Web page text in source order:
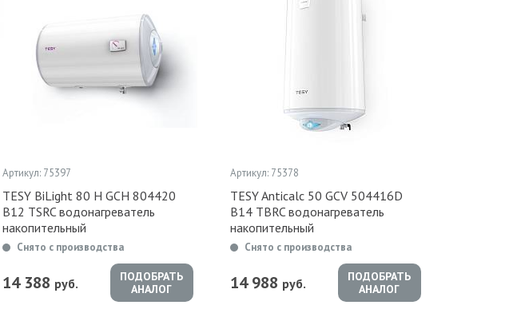
Артикул: 75397
TESY BiLight 80 H GCH 804420
B12 TSRC водонагреватель
накопительный
Снято с производства
14 388 руб.
ПОДОБРАТЬ
АНАЛОГ
Артикул: 75378
TESY Anticalc 50 GCV 504416D
B14 TBRC водонагреватель
накопительный
Снято с производства
14 988 руб.
ПОДОБРАТЬ
АНАЛОГ